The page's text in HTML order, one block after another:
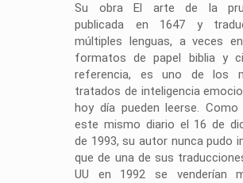
Su obra El arte de la
publicada en 1647 y
múltiples lenguas, a veces
formatos de papel biblia y
referencia, es uno de los
tratados de inteligencia
hoy día pueden leerse. Como
este mismo diario el 16 de
de 1993, su autor nunca pudo
que de una de sus
UU en 1992 se venderían